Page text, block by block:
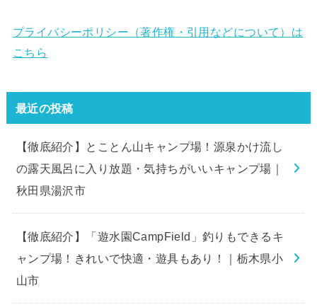
プライバシーポリシー（著作権・引用などについて）は
こちら
最近の投稿
【徹底紹介】とことん山キャンプ場！源泉かけ流し
の露天風呂に入り放題・気持ちがいいキャンプ場｜
秋田県湯沢市
【徹底紹介】「遊水園CampField」釣りもできるキ
ャンプ場！きれいで快適・遊具もあり！｜栃木県小
山市